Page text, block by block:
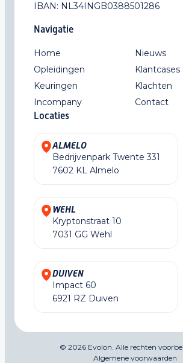
IBAN: NL34INGB0388501286
Navigatie
Home
Opleidingen
Keuringen
Incompany
Nieuws
Klantcases
Klachten
Contact
Locaties
ALMELO
Bedrijvenpark Twente 331
7602 KL Almelo
WEHL
Kryptonstraat 10
7031 GG Wehl
DUIVEN
Impact 60
6921 RZ Duiven
© 2026 Evolon. Alle rechten
Algemene voorwaarden